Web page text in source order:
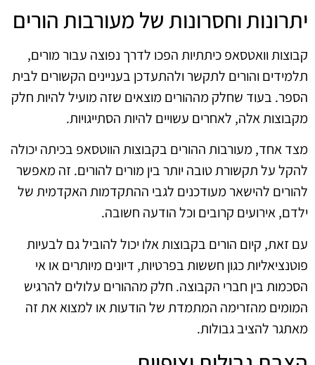
יתרונות וחסרונות של מעורבות הורים
קבוצות וואטסאפ כיתתיות הפכו לדרך נפוצה עבור מורים,
תלמידים והורים לתקשר ולהתעדכן בעניינים הקשורים לבית
הספר. בעוד שחלק מההורים מוצאים שזה מועיל להיות חלק
מקבוצות אלה, לאחרים עשויים להיות הסתייגויות.
מצד אחד, מעורבות ההורים בקבוצות הווטסאפ בכיתה יכולה
להקל על תקשורת טובה יותר בין מורים להורים. זה מאפשר
להורים להישאר מעודכנים לגבי ההתקדמות האקדמית של
ילדם, אירועים קרובים וכל הודעה חשובה.
עם זאת, קיום הורים בקבוצות אלו יכול להוביל גם לבעיות
פוטנציאליות כגון חששות בפרטיות, דיונים מיותרים או אי
הסכמות בין חברי הקבוצה. חלק מההורים עלולים להרגיש
המומים מהזרימה המתמדת של הודעות או למצוא את זה
מאתגר להציב גבולות.